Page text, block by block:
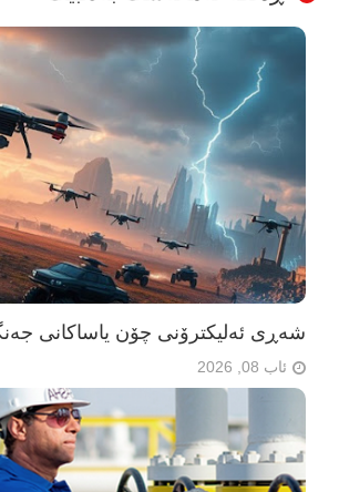
شەڕی ئەلیکترۆنی چۆن یاساکانی
ئاب 08, 2026